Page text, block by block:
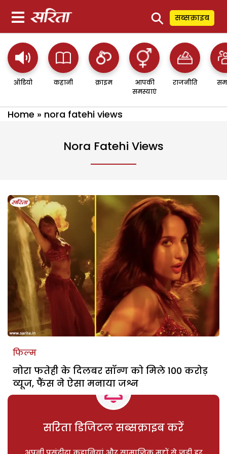
⚲ सब्सक्राइब
ऑडियो कहानी क्राइम
आपकी
समस्याएं
राजनीति
Home » nora fatehi views
Nora Fatehi Views
फिल्म
नोरा फतेही के दिलबर सॉन्ग को मिले 100 करोड़
व्यूज, फैंस ने ऐसा मनाया जश्न
सरिता डिजिटल सब्सक्राइब करें